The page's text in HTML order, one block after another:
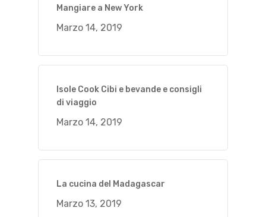
Mangiare a New York
Marzo 14, 2019
Isole Cook Cibi e bevande e consigli
di viaggio
Marzo 14, 2019
La cucina del Madagascar
Marzo 13, 2019